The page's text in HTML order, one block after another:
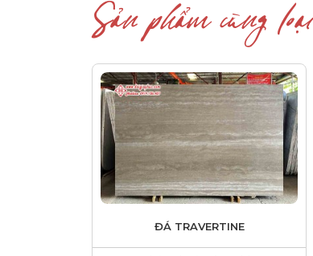
Sản phẩm cùng loại
ĐÁ TRAVERTINE